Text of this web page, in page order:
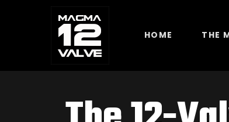
HOME THE